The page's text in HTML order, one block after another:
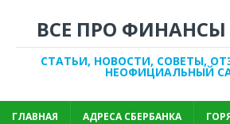
ВСЕ ПРО
СТАТЬИ, НОВОСТИ, СОВЕТЫ,
НЕОФИЦИАЛЬНЫЙ
ГЛАВНАЯ АДРЕСА СБЕРБАНКА